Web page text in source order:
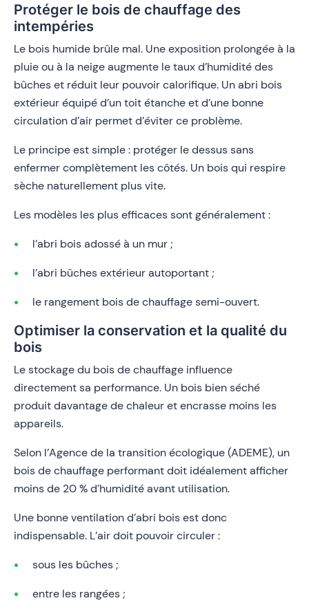
Protéger le bois de chauffage des
intempéries
Le bois humide brûle mal. Une exposition prolongée à la
pluie ou à la neige augmente le taux d’humidité des
bûches et réduit leur pouvoir calorifique. Un abri bois
extérieur équipé d’un toit étanche et d’une bonne
circulation d’air permet d’éviter ce problème.
Le principe est simple : protéger le dessus sans
enfermer complètement les côtés. Un bois qui respire
sèche naturellement plus vite.
Les modèles les plus efficaces sont généralement :
l’abri bois adossé à un mur ;
l’abri bûches extérieur autoportant ;
le rangement bois de chauffage semi-ouvert.
Optimiser la conservation et la qualité du
bois
Le stockage du bois de chauffage influence
directement sa performance. Un bois bien séché
produit davantage de chaleur et encrasse moins les
appareils.
Selon l’Agence de la transition écologique (ADEME), un
bois de chauffage performant doit idéalement afficher
moins de 20 % d’humidité avant utilisation.
Une bonne ventilation d’abri bois est donc
indispensable. L’air doit pouvoir circuler :
sous les bûches ;
entre les rangées ;